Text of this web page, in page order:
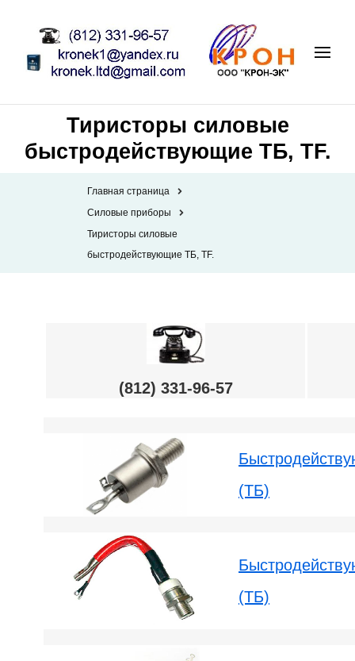
Тиристоры силовые
быстродействующие ТБ, TF.
Главная страница
Силовые приборы
Тиристоры силовые
быстродействующие ТБ, TF.
(812) 331-96-57
(ТБ)
(ТБ)